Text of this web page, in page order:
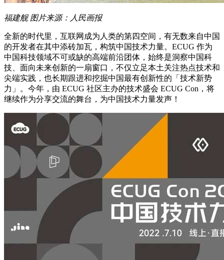
福建舰 图片来源：人民画报
全新的时代里，互联网成为人类的第四空间，有无数来自中国
的开发者在其中添砖加瓦，构筑中国技术力量。ECUG 作为
中国科技领域不可或缺的高端前沿团体，始终是洞察中国科
技、面向未来创新的一扇窗口，不仅立足本土关注热点技术和
尖端实践，也长期跟进和挖掘中国最有创新性的「技术新势
力」。今年，由 ECUG 社区主办的技术盛会 ECUG Con，将
继续作为分享交流的舞台，为中国技术力量发声！